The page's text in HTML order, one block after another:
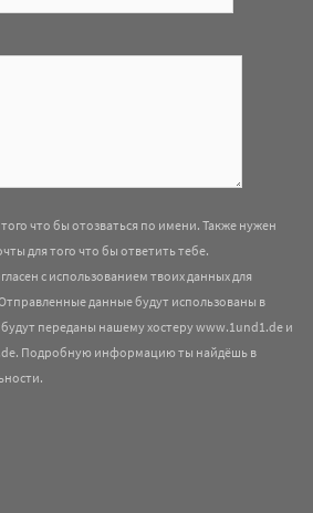
что бы отозваться по имени. Также нужен
для того что бы ответить тебе.
с использованием твоих данных для
данные будут использованы в
будут переданы нашему хостеру www.1und1.de и
Подробную информацию ты найдёшь в
.